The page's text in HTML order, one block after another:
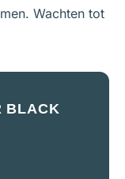
Wachten tot
BLACK